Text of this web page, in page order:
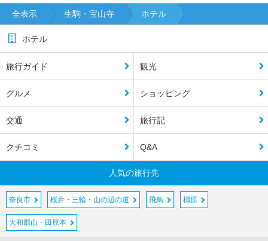
九
州
沖
縄
全表示 生駒・宝山寺 ホテル
ホテル
旅行ガイド 観光
グルメ ショッピング
交通 旅行記
クチコミ Q&A
人気の旅行先
奈良市 桜井・三輪・山の辺の道 飛鳥 橿原
大和郡山・田原本